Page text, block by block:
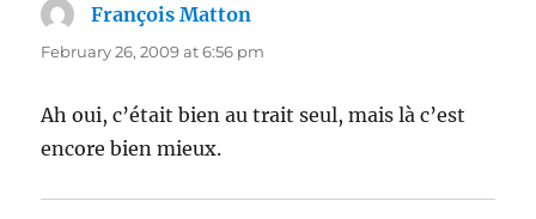
François Matton
February 26, 2009 at 6:56 pm
Ah oui, c’était bien au trait seul, mais là c’est
encore bien mieux.